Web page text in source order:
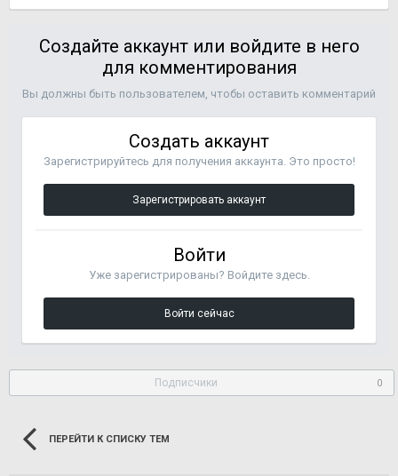
Создайте аккаунт или войдите в него
для комментирования
Вы должны быть пользователем, чтобы оставить комментарий
Создать аккаунт
Зарегистрируйтесь для получения аккаунта. Это просто!
Зарегистрировать аккаунт
Войти
Уже зарегистрированы? Войдите здесь.
Войти сейчас
Подписчики 0
ПЕРЕЙТИ К СПИСКУ ТЕМ